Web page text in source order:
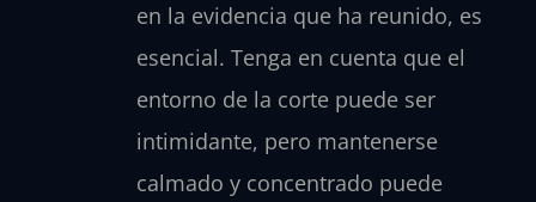
en la evidencia que ha reunido, es
esencial. Tenga en cuenta que el
entorno de la corte puede ser
intimidante, pero mantenerse
calmado y concentrado puede